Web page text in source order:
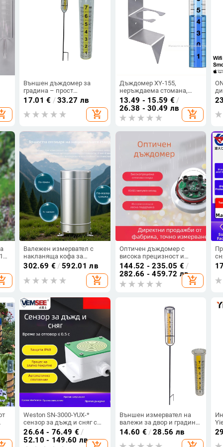
Външен дъждомер за
градина – прост
измервател на валежи,
модел: дъждомер;
диапазон 7 инча,
капацитет за съхранение
17.01 € /33.27 лв
add_shopping_cart
Дъждомер XY-155,
неръждаема стомана,
монтажна рамка със
колона за външен двор,
диапазон 0–7
13.49 - 15.59 € /
26.38 - 30.49 лв
add_shopping_cart
Валежен измервател с
накланяща кофа за
мониторинг на валежите
(Произход: Chongqing;
Марка: Anaen; Модел:
an001; Внос: Не; Обработка
302.69 € /592.01 лв
add_shopping_cart
Оптичен дъждомер с
висока прецизност и
инфрачервено измерване,
RS-485 интерфейс, за
селскостопанско и горско
напояване
144.52 - 235.05 € /
282.66 - 459.72 лв
add_shopping_cart
Weston SN-3000-YUX-*
сензор за дъжд и сняг с
RS-485 изход и реле
26.64 - 76.49 € /
52.10 - 149.60 лв
Външен измервател на
валежи за двор и градина
- креативен метален уред
за измерване на дъжда
14.60 € /28.56 лв